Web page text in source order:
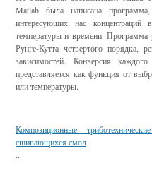
Matlab была написана
интересующих нас
температуры и времени. Программа
Рунге-Кутта четвертого порядка,
зависимостей. Конверсия
представляется как функция от
или температуры.
Композиционные
сшивающихся смол
...